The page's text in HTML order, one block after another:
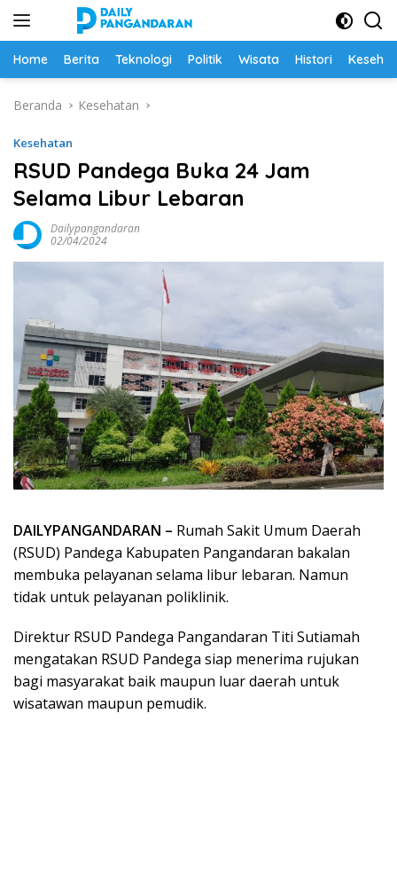
Home Berita Teknologi Politik Wisata Histori
Beranda Kesehatan
Kesehatan
RSUD Pandega Buka 24 Jam
Selama Libur Lebaran
Dailypangandaran
02/04/2024
DAILYPANGANDARAN – Rumah Sakit Umum Daerah
(RSUD) Pandega Kabupaten Pangandaran bakalan
membuka pelayanan selama libur lebaran. Namun
tidak untuk pelayanan poliklinik.
Direktur RSUD Pandega Pangandaran Titi Sutiamah
mengatakan RSUD Pandega siap menerima rujukan
bagi masyarakat baik maupun luar daerah untuk
wisatawan maupun pemudik.